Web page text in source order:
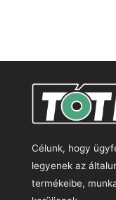
Célunk, hogy
legyenek az
termékeibe,